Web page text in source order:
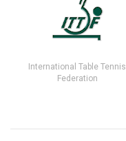
International Table Tennis
Federation